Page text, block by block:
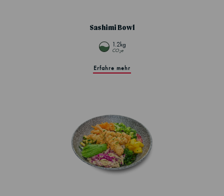
Sashimi Bowl
1.2kg
CO2e
Erfahre mehr